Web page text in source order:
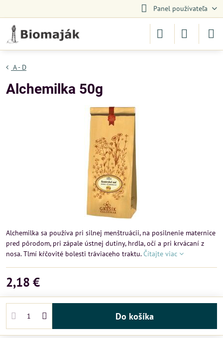
Panel používateľa
A - D
Alchemilka 50g
Alchemilka sa používa pri silnej menštruácii, na posilnenie maternice
pred pôrodom, pri zápale ústnej dutiny, hrdla, očí a pri krvácaní z
nosa. Tlmí kŕčovité bolesti tráviaceho traktu.Čítajte viac
2,18 €
Do košíka